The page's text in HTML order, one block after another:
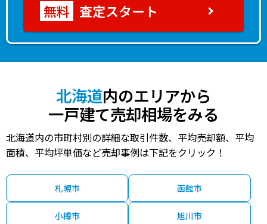
査定スタート
北海道内のエリアから
一戸建て売却相場をみる
北海道内の市町村別の詳細な取引件数、平均売却額、平均
面積、平均坪単価など売却事例は下記をクリック！
札幌市 函館市
小樽市 旭川市